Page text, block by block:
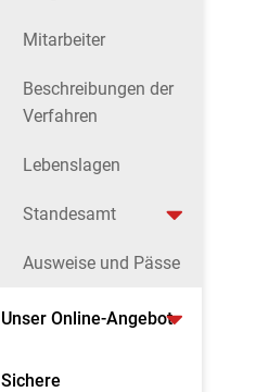
Mitarbeiter
Beschreibungen der
Verfahren
Lebenslagen
Standesamt
Ausweise und Pässe
Unser Online-Angebot
Sichere